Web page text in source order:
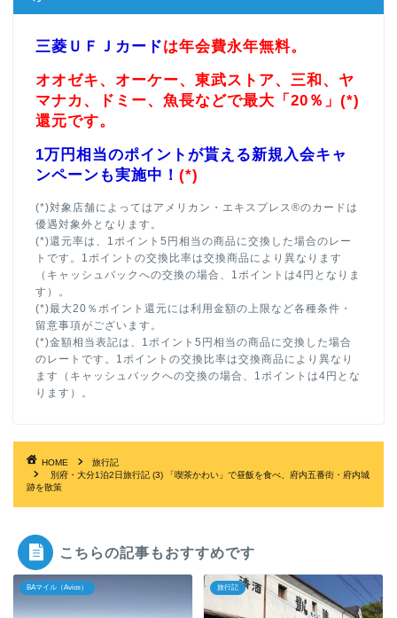
三菱ＵＦＪカードは年会費永年無料。
オオゼキ、オーケー、東武ストア、三和、ヤ
マナカ、ドミー、魚長などで最大「20％」(*)
還元です。
1万円相当のポイントが貰える新規入会キャ
ンペーンも実施中！ (*)
(*)対象店舗によってはアメリカン・エキスプレス®のカードは
優遇対象外となります。
(*)還元率は、1ポイント5円相当の商品に交換した場合のレー
トです。1ポイントの交換比率は交換商品により異なります
（キャッシュバックへの交換の場合、1ポイントは4円となりま
す）。
(*)最大20％ポイント還元には利用金額の上限など各種条件・
留意事項がございます。
(*)金額相当表記は、1ポイント5円相当の商品に交換した場合
のレートです。1ポイントの交換比率は交換商品により異なり
ます（キャッシュバックへの交換の場合、1ポイントは4円とな
ります）。
HOME
旅行記
別府・大分1泊2日旅行記 (3) 「喫茶かわい」で昼飯を食べ、府内五番街・府内城
跡を散策
こちらの記事もおすすめです
BAマイル（Avios） 旅行記